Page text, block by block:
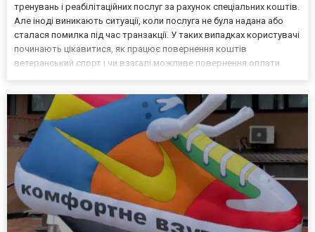
тренувань і реабілітаційних послуг за рахунок спеціальних коштів.
Але іноді виникають ситуації, коли послуга не була надана або
сталася помилка під час транзакції. У таких випадках користувачі
починають цікавитися, як працює повернення коштів
ветеранський спорт і чи взагалі можливе повернення оплати